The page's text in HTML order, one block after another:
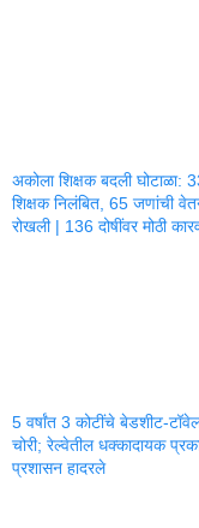
अकोला शिक्षक बदली घोटाळा:
शिक्षक निलंबित, 65 जणांची
रोखली | 136 दोषींवर मोठी
5 वर्षांत 3 कोटींचे बेडशीट-
चोरी; रेल्वेतील धक्कादायक
प्रशासन हादरले